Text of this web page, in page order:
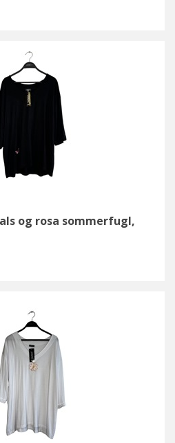
og rosa sommerfugl,